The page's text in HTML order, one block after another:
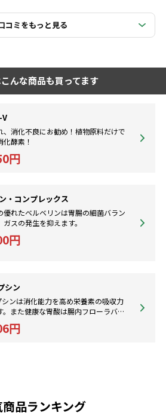
コミをもっと見る
んな商品も買ってます
V
消化不良にお勧め！植物原料だけで
酵素！
円
・コンプレックス
優れたベルベリンは胃腸の細菌バラン
ガスの発生を抑えます。
円
シン
ンは消化能力を高め栄養素の吸収力
。また健康な胃酸は腸内フローラバラ
にも重要です。
円
品ランキング